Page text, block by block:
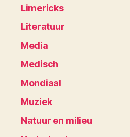
Limericks
Literatuur
Media
Medisch
Mondiaal
Muziek
Natuur en milieu